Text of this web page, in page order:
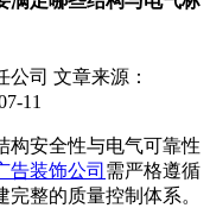
公司 文章来源：
11
构安全性与电气可靠性
告装饰公司 需严格遵循
整的质量控制体系。